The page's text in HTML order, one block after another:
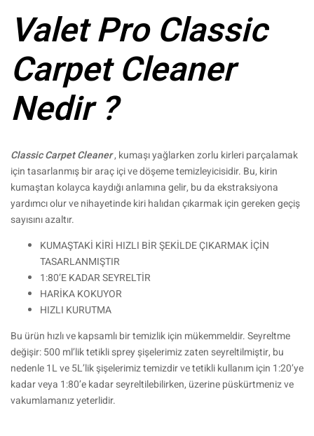
Valet Pro Classic
Carpet Cleaner
Nedir ?
Classic Carpet Cleaner, kumaşı yağlarken zorlu kirleri parçalamak
için tasarlanmış bir araç içi ve döşeme temizleyicisidir. Bu, kirin
kumaştan kolayca kaydığı anlamına gelir, bu da ekstraksiyona
yardımcı olur ve nihayetinde kiri halıdan çıkarmak için gereken geçiş
sayısını azaltır.
KUMAŞTAKİ KİRİ HIZLI BİR ŞEKİLDE ÇIKARMAK İÇİN
TASARLANMIŞTIR
1:80’E KADAR SEYRELTİR
HARİKA KOKUYOR
HIZLI KURUTMA
Bu ürün hızlı ve kapsamlı bir temizlik için mükemmeldir. Seyreltme
değişir: 500 ml’lik tetikli sprey şişelerimiz zaten seyreltilmiştir, bu
nedenle 1L ve 5L’lik şişelerimiz temizdir ve tetikli kullanım için 1:20’ye
kadar veya 1:80’e kadar seyreltilebilirken, üzerine püskürtmeniz ve
vakumlamanız yeterlidir.